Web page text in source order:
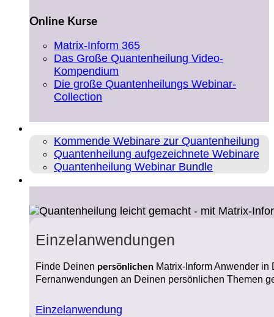
Online Kurse
Matrix-Inform 365
Das Große Quantenheilung Video-
Kompendium
Die große Quantenheilungs Webinar-
Collection
Kommende Webinare zur Quantenheilung
Quantenheilung aufgezeichnete Webinare
Quantenheilung Webinar Bundle
Einzelanwendungen
Finde Deinen persönlichen Matrix-Inform Anwender
Fernanwendungen an Deinen persönlichen Themen
Einzelanwendung